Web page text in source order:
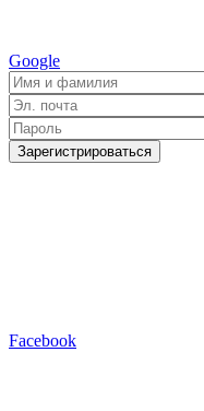
Google
Зарегистрироваться
Facebook